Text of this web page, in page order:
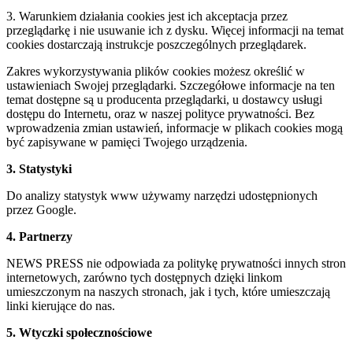
3. Warunkiem działania cookies jest ich akceptacja przez
przeglądarkę i nie usuwanie ich z dysku. Więcej informacji na temat
cookies dostarczają instrukcje poszczególnych przeglądarek.
Zakres wykorzystywania plików cookies możesz określić w
ustawieniach Swojej przeglądarki. Szczegółowe informacje na ten
temat dostępne są u producenta przeglądarki, u dostawcy usługi
dostępu do Internetu, oraz w naszej polityce prywatności. Bez
wprowadzenia zmian ustawień, informacje w plikach cookies mogą
być zapisywane w pamięci Twojego urządzenia.
3. Statystyki
Do analizy statystyk www używamy narzędzi udostępnionych
przez Google.
4. Partnerzy
NEWS PRESS nie odpowiada za politykę prywatności innych stron
internetowych, zarówno tych dostępnych dzięki linkom
umieszczonym na naszych stronach, jak i tych, które umieszczają
linki kierujące do nas.
5. Wtyczki społecznościowe